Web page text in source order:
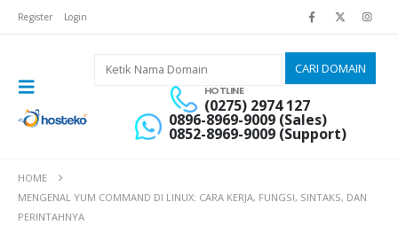
Register Login
HOTLINE
(0275) 2974 127
0896-8969-9009 (Sales)
0852-8969-9009 (Support)
HOME
MENGENAL YUM COMMAND DI LINUX: CARA KERJA, FUNGSI, SINTAKS, DAN
PERINTAHNYA